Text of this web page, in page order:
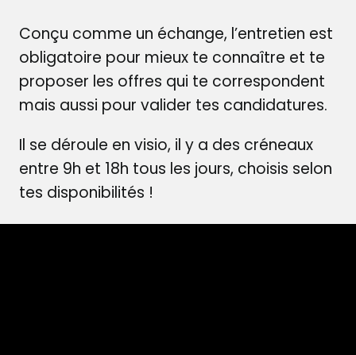
Conçu comme un échange, l’entretien est
obligatoire pour mieux te connaître et te
proposer les offres qui te correspondent
mais aussi pour valider tes candidatures.
Il se déroule en visio, il y a des créneaux
entre 9h et 18h tous les jours, choisis selon
tes disponibilités !